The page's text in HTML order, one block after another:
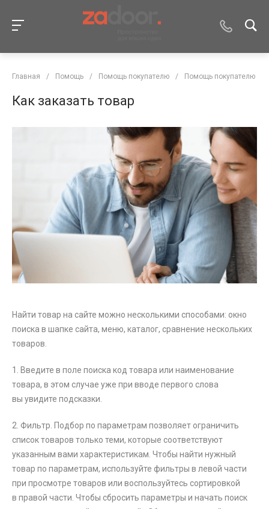
Главная / Помощь / Помощь покупателю / Помощь покупателю
Как заказать товар
Найти товар на сайте можно несколькими способами: окно
поиска в шапке сайта, меню, каталог, сравнение нескольких
товаров.
1. Введите в поле поиска код товара или наименование
товара, в этом случае уже при вводе первого слова
вы увидите подсказки.
2. Фильтр. Подбор по параметрам позволяет ограничить
список товаров только теми, которые соответствуют
указанным вами характеристикам. Чтобы найти нужный
товар по параметрам, используйте фильтры в левой части
при просмотре товаров или воспользуйтесь сортировкой
в правой части. Чтобы сбросить параметры и начать поиск